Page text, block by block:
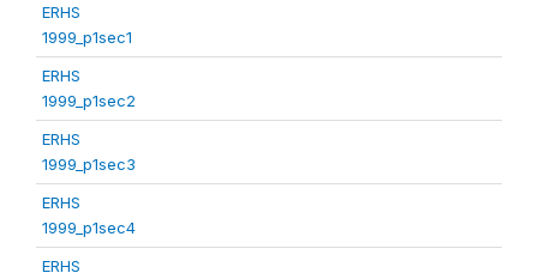
ERHS
1999_p1sec1
ERHS
1999_p1sec2
ERHS
1999_p1sec3
ERHS
1999_p1sec4
ERHS